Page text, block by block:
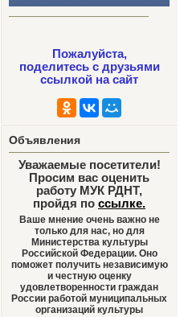
Пожалуйста,
поделитесь с друзьями
ссылкой на сайт
Объявления
Уважаемые посетители!
Просим вас оценить
работу МУК РДНТ,
пройдя по ссылке.
Ваше мнение очень важно не
только для нас, но для
Министерства культуры
Российской Федерации. Оно
поможет получить независимую
и честную оценку
удовлетворенности граждан
России работой муниципальных
организаций культуры